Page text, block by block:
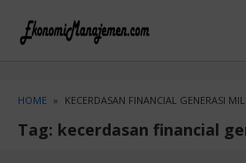
HOME » KECERDASAN FINANCIAL GENERASI
Tag: kecerdasan financial